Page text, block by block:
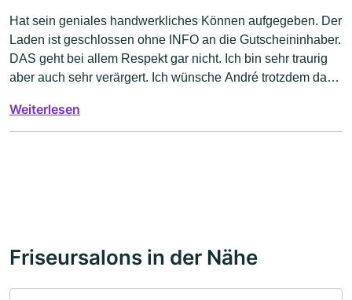
Hat sein geniales handwerkliches Können aufgegeben. Der
Laden ist geschlossen ohne INFO an die Gutscheininhaber.
DAS geht bei allem Respekt gar nicht. Ich bin sehr traurig
aber auch sehr verärgert. Ich wünsche André trotzdem das
Weiterlesen
Friseursalons in der Nähe